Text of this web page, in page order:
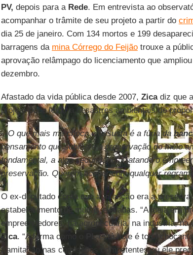
PV, depois para a Rede. Em entrevista ao
acompanhar o trâmite de seu projeto a partir do
dia 25 de janeiro. Com 134 mortos e 199
barragens da mina Córrego do Feijãotrouxe a
aprovação relâmpago do licenciamento que
dezembro.
Afastado da vida pública desde 2007, Zicadiz que
projeto pode levar a desastres ambientais de
– O que mais me choca e assusta é a fúria da
pensamento que submete a preservação do meio
fundamental, a algo secundário. Tratando o
preservação. Querem acabar com qualquer
O ex-deputado conta que a intenção era a
estabelecimento de multas elevadas. “A ideia era
empreendedores, na agropecuária, na indústria, na
Zica. “A forma como o PLestá hoje é toda
tramitação nas comissões competentes ou ele